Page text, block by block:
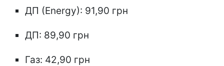
ДП (Energy): 91,90 грн
ДП: 89,90 грн
Газ: 42,90 грн